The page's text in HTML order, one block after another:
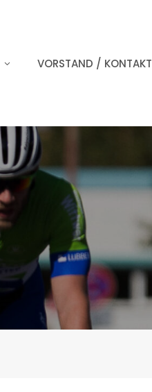
VORSTAND / KONTAKT